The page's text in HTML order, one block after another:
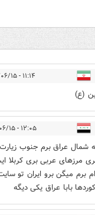
۱۱:۱۴ - ۱۴۰۱/۰۶/۱۵
(ع)
۱۲:۰۵ - ۱۴۰۱/۰۶/۱۵
شمال عراق برم جنوب
مرزهای عربی بری کربلا
برم میگن برو ایران تو
بابا عراق یکی دیگه